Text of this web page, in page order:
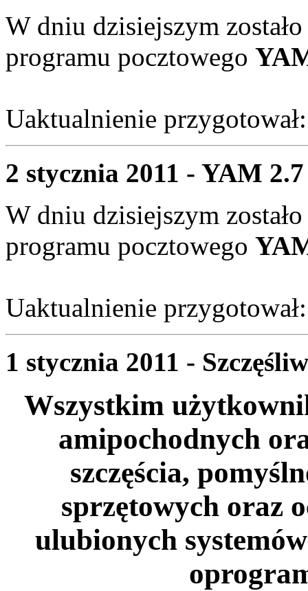
W dniu dzisiejszym
programu pocztowego
Uaktualnienie
2 stycznia 2011 - YAM
W dniu dzisiejszym
programu pocztowego
Uaktualnienie
1 stycznia 2011 -
Wszystkim
amipochodnych
szczęścia,
sprzętowych oraz
ulubionych